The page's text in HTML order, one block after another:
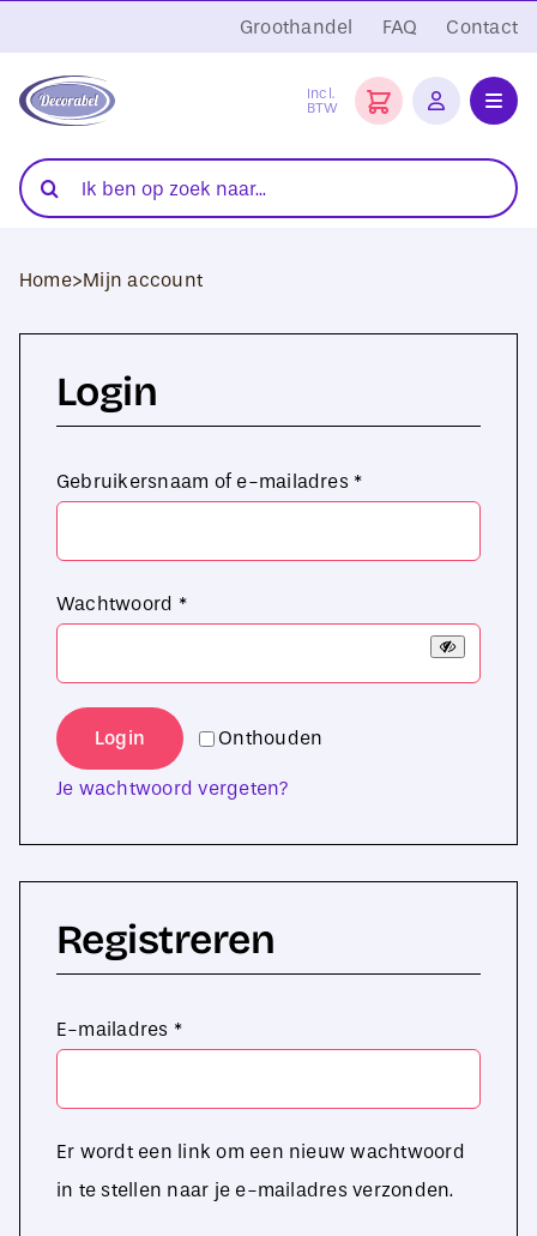
naar
inhoud
Groothandel FAQ Contact
Incl.
BTW
Folies
Transferpersen
Blanco Textiel
Hobby Artikelen
Zoeken
naar:
Home>Mijn account
Login
Gebruikersnaam of e-mailadres *Vereist
Wachtwoord *Vereist
Onthouden
Login
Je wachtwoord vergeten?
Registreren
E-mailadres *Vereist
Er wordt een link om een nieuw wachtwoord
in te stellen naar je e-mailadres verzonden.